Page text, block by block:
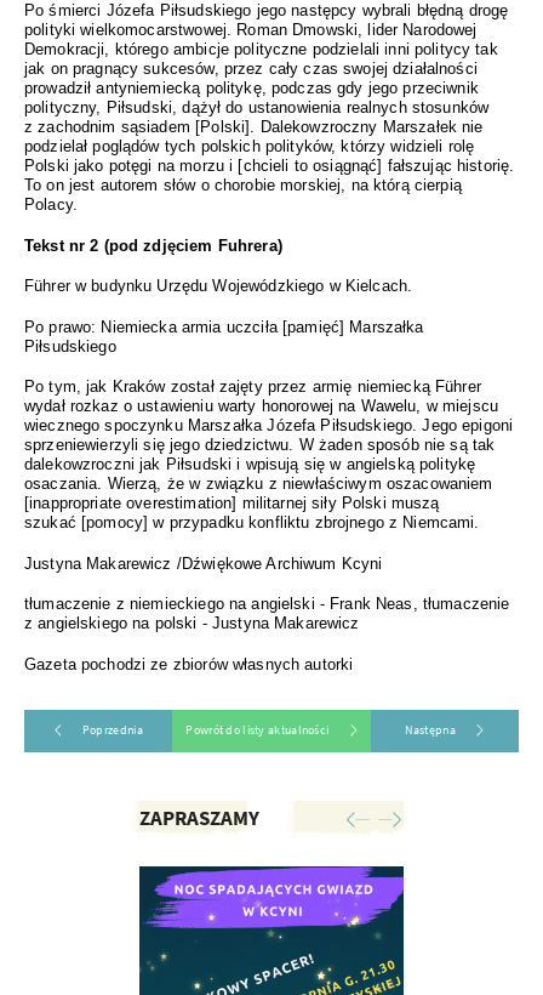
Po śmierci Józefa Piłsudskiego jego następcy wybrali błędną drogę
polityki wielkomocarstwowej. Roman Dmowski, lider Narodowej
Demokracji, którego ambicje polityczne podzielali inni politycy tak
jak on pragnący sukcesów, przez cały czas swojej działalności
prowadził antyniemiecką politykę, podczas gdy jego przeciwnik
polityczny, Piłsudski, dążył do ustanowienia realnych stosunków
z zachodnim sąsiadem [Polski]. Dalekowzroczny Marszałek nie
podzielał poglądów tych polskich polityków, którzy widzieli rolę
Polski jako potęgi na morzu i [chcieli to osiągnąć] fałszując historię.
To on jest autorem słów o chorobie morskiej, na którą cierpią
Polacy.
Tekst nr 2 (pod zdjęciem Fuhrera)
Führer w budynku Urzędu Wojewódzkiego w Kielcach.
Po prawo: Niemiecka armia uczciła [pamięć] Marszałka
Piłsudskiego
Po tym, jak Kraków został zajęty przez armię niemiecką Führer
wydał rozkaz o ustawieniu warty honorowej na Wawelu, w miejscu
wiecznego spoczynku Marszałka Józefa Piłsudskiego. Jego epigoni
sprzeniewierzyli się jego dziedzictwu. W żaden sposób nie są tak
dalekowzroczni jak Piłsudski i wpisują się w angielską politykę
osaczania. Wierzą, że w związku z niewłaściwym oszacowaniem
[inappropriate overestimation] militarnej siły Polski muszą
szukać [pomocy] w przypadku konfliktu zbrojnego z Niemcami.
Justyna Makarewicz /Dźwiękowe Archiwum Kcyni
tłumaczenie z niemieckiego na angielski - Frank Neas, tłumaczenie
z angielskiego na polski - Justyna Makarewicz
Gazeta pochodzi ze zbiorów własnych autorki
Poprzednia Powrót do listy aktualności Następna
ZAPRASZAMY